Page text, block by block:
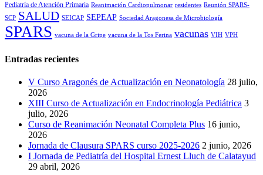
Pediatría de Atención Primaria Reanimación Cardiopulmonar residentes Reunión SPARS-
SCP SALUD SEICAP SEPEAP Sociedad Aragonesa de Microbiología
SPARS vacuna de la Gripe vacuna de la Tos Ferina vacunas VIH VPH
Entradas recientes
V Curso Aragonés de Actualización en Neonatología 28 julio,
2026
XIII Curso de Actualización en Endocrinología Pediátrica 3
julio, 2026
Curso de Reanimación Neonatal Completa Plus 16 junio,
2026
Jornada de Clausura SPARS curso 2025-2026 2 junio, 2026
I Jornada de Pediatría del Hospital Ernest Lluch de Calatayud
29 abril, 2026